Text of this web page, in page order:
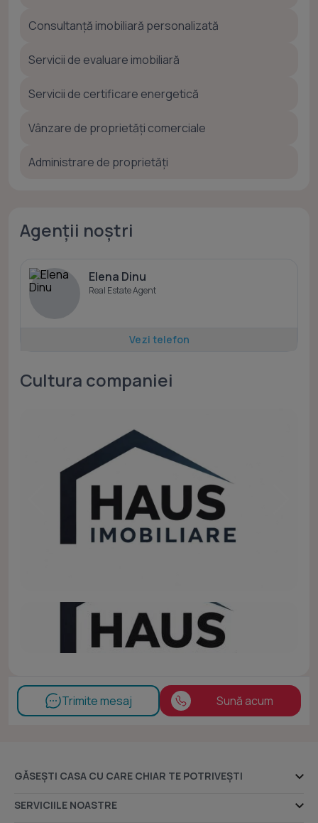
Consultanță imobiliară personalizată
Servicii de evaluare imobiliară
Servicii de certificare energetică
Vânzare de proprietăți comerciale
Administrare de proprietăți
Agenții noștri
Elena Dinu
Real Estate Agent
Vezi telefon
Cultura companiei
Trimite mesaj Sună acum
GĂSEȘTI CASA CU CARE CHIAR TE POTRIVEȘTI
Ansambluri rezidențiale
SERVICIILE NOASTRE